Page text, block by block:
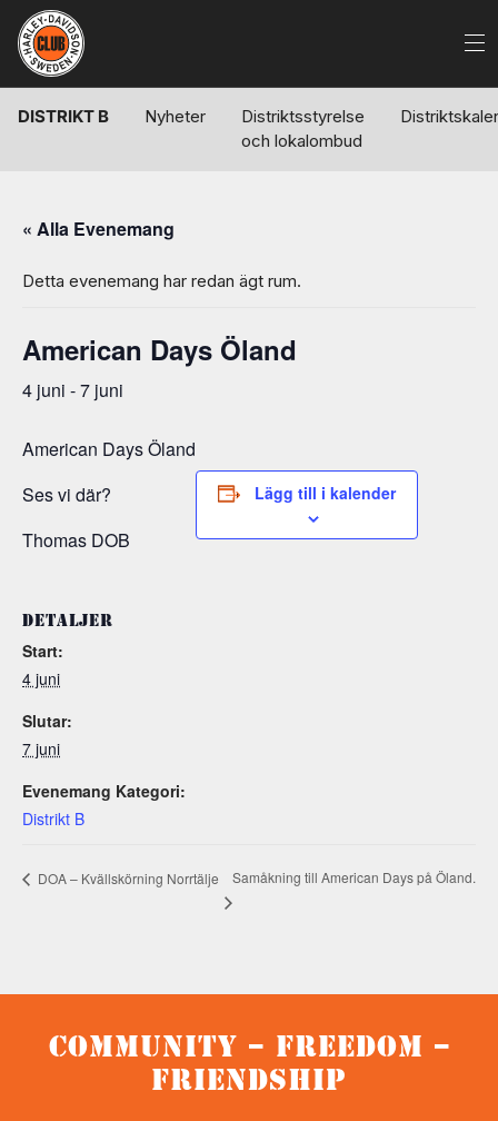
DISTRIKT B Nyheter
Distriktsstyrelse
och lokalombud
« Alla Evenemang
Detta evenemang har redan ägt rum.
American Days Öland
4 juni -7 juni
American Days Öland
Ses vi där?
Thomas DOB
Lägg till i kalender
DETALJER
Start:
4 juni
Slutar:
7 juni
Evenemang Kategori:
Distrikt B
DOA – Kvällskörning Norrtälje Samåkning till American Days på Öland.
Community – Freedom –
Friendship